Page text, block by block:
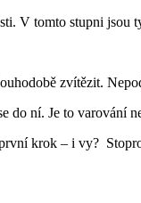
V tomto stupni jsou
zvítězit.
ní. Je to varování
krok – i vy?